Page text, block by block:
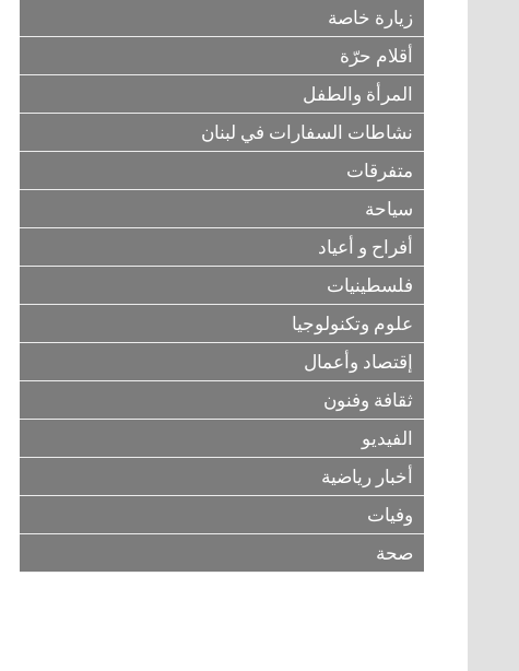
زيارة خاصة
أقلام حرّة
المرأة والطفل
نشاطات السفارات في لبنان
متفرقات
سياحة
أفراح و أعياد
فلسطينيات
علوم وتكنولوجيا
إقتصاد وأعمال
ثقافة وفنون
الفيديو
أخبار رياضية
وفيات
صحة